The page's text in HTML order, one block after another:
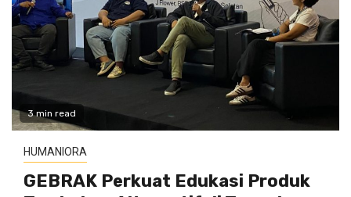
3 min read
HUMANIORA
GEBRAK Perkuat Edukasi Produk